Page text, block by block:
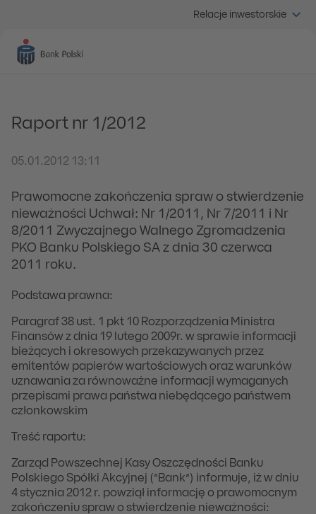
Relacje inwestorskie
Raport nr 1/2012
05.01.2012 13:11
Prawomocne zakończenia spraw o stwierdzenie
nieważności Uchwał: Nr 1/2011, Nr 7/2011 i Nr
8/2011 Zwyczajnego Walnego Zgromadzenia
PKO Banku Polskiego SA z dnia 30 czerwca
2011 roku.
Podstawa prawna:
Paragraf 38 ust. 1 pkt 10 Rozporządzenia Ministra
Finansów z dnia 19 lutego 2009r. w sprawie informacji
bieżących i okresowych przekazywanych przez
emitentów papierów wartościowych oraz warunków
uznawania za równoważne informacji wymaganych
przepisami prawa państwa niebędącego państwem
członkowskim
Treść raportu:
Zarząd Powszechnej Kasy Oszczędności Banku
Polskiego Spółki Akcyjnej (”Bank”) informuje, iż w dniu
4 stycznia 2012 r. powziął informację o prawomocnym
zakończeniu spraw o stwierdzenie nieważności: